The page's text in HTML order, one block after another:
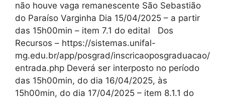
não houve vaga remanescente São Sebastião
do Paraíso Varginha Dia 15/04/2025 – a partir
das 15h00min – item 7.1 do edital Dos
Recursos – https://sistemas.unifal-
mg.edu.br/app/posgrad/inscricaoposgraduacao/
entrada.php Deverá ser interposto no período
das 15h00min, do dia 16/04/2025, às
15h00min, do dia 17/04/2025 – item 8.1.1 do